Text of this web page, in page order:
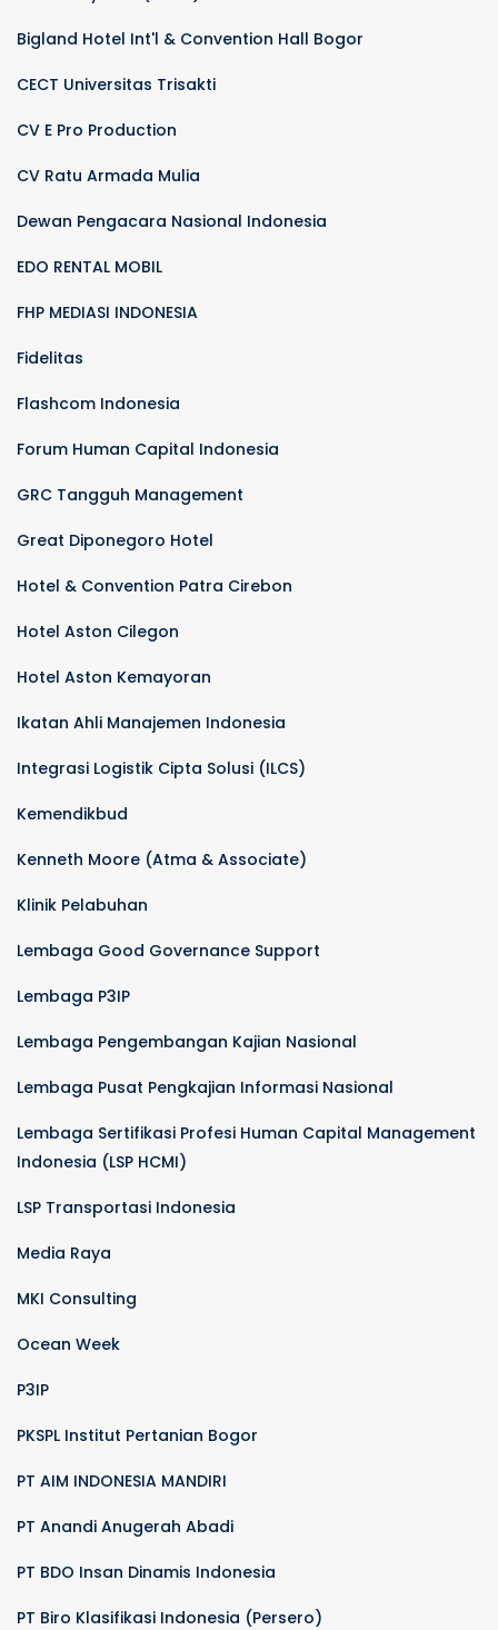
Bigland Hotel Int'l & Convention Hall Bogor
CECT Universitas Trisakti
CV E Pro Production
CV Ratu Armada Mulia
Dewan Pengacara Nasional Indonesia
EDO RENTAL MOBIL
FHP MEDIASI INDONESIA
Fidelitas
Flashcom Indonesia
Forum Human Capital Indonesia
GRC Tangguh Management
Great Diponegoro Hotel
Hotel & Convention Patra Cirebon
Hotel Aston Cilegon
Hotel Aston Kemayoran
Ikatan Ahli Manajemen Indonesia
Integrasi Logistik Cipta Solusi (ILCS)
Kemendikbud
Kenneth Moore (Atma & Associate)
Klinik Pelabuhan
Lembaga Good Governance Support
Lembaga P3IP
Lembaga Pengembangan Kajian Nasional
Lembaga Pusat Pengkajian Informasi Nasional
Lembaga Sertifikasi Profesi Human Capital Management
Indonesia (LSP HCMI)
LSP Transportasi Indonesia
Media Raya
MKI Consulting
Ocean Week
P3IP
PKSPL Institut Pertanian Bogor
PT AIM INDONESIA MANDIRI
PT Anandi Anugerah Abadi
PT BDO Insan Dinamis Indonesia
PT Biro Klasifikasi Indonesia (Persero)